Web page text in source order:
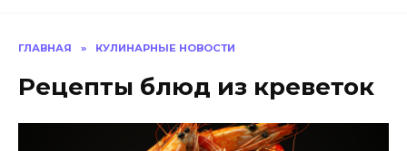
ГЛАВНАЯ » КУЛИНАРНЫЕ НОВОСТИ
Рецепты блюд из креветок